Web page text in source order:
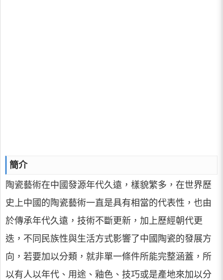
簡介
陶瓷藝術在中國發源年代久遠，樣貌繁多，在世界歷
史上中國的陶瓷藝術一直是具有相當的代表性，也由
於傳承年代久遠，技術不斷更新，加上歷經朝代更
迭，不同民族性與生活方式影響了中國陶瓷的發展方
向，若要加以分類，就非單一條件所能完整涵蓋，所
以有人以年代、用途、釉色、技巧或是產地來加以分